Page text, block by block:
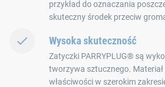
przykład do oznaczania
skuteczny środek przeciw
Wysoka skuteczność
Zatyczki PARRYPLUG® są
tworzywa sztucznego.
właściwości w szerokim